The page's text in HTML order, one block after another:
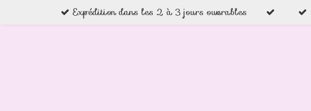
Expédition dans les 2 à 3 jours ouvrables